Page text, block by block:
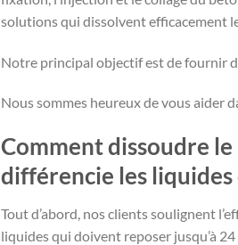
solutions qui dissolvent efficacement
Notre principal objectif est de fournir
Nous sommes heureux de vous aider
Comment dissoudre le
différencie les liquides
Tout d’abord, nos clients soulignent
liquides qui doivent reposer jusqu’à